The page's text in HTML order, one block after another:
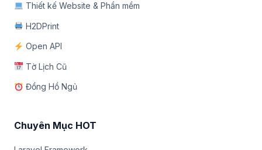
Thiết kế Website & Phần mềm
H2DPrint
Open API
Tờ Lịch Cũ
Đồng Hồ Ngủ
Chuyên Mục HOT